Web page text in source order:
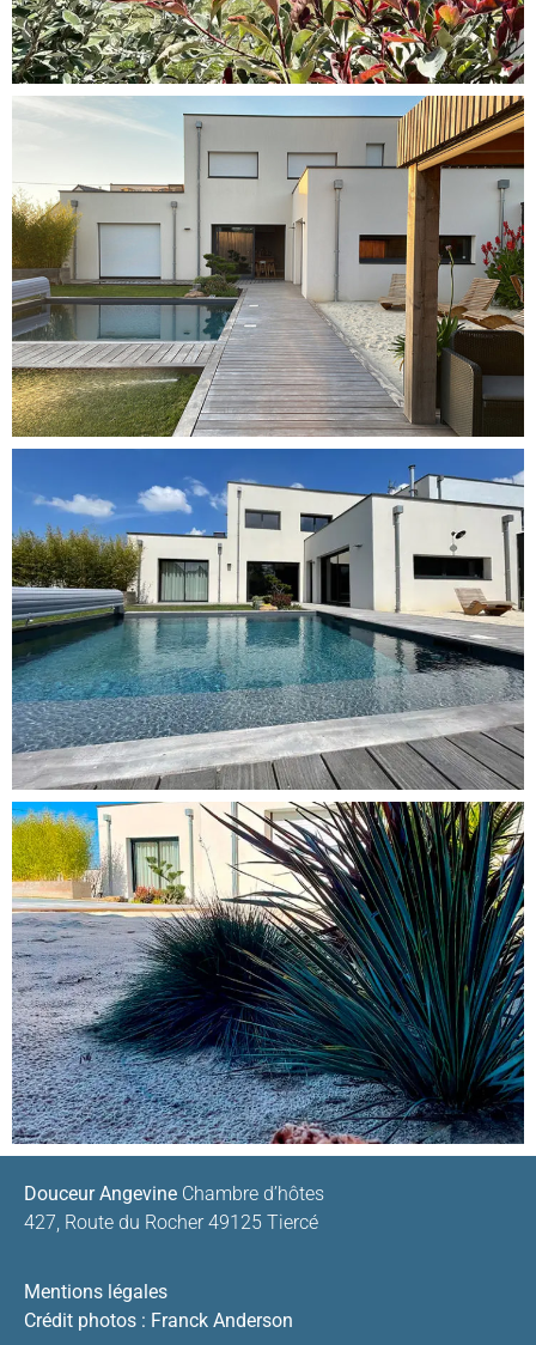
Douceur Angevine Chambre d’hôtes
427, Route du Rocher 49125 Tiercé
Mentions légales
Crédit photos : Franck Anderson